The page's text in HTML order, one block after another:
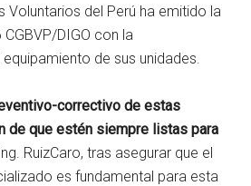
Voluntarios del Perú ha emitido la
DIGO con la
de sus unidades.
correctivo de estas
de que estén siempre listas para
RuizCaro, tras asegurar que el
es fundamental para esta